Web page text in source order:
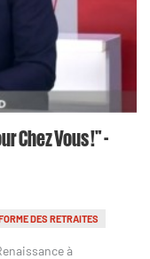
Chez Vous !" -
DES RETRAITES
à